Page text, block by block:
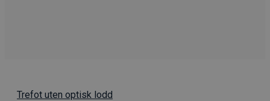
Trefot uten optisk lodd